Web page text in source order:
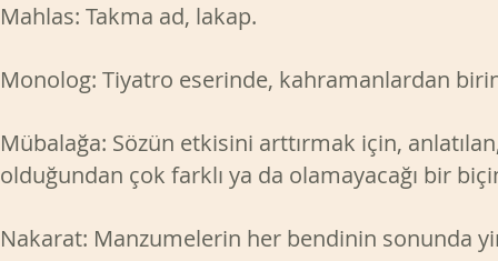
Mahlas: Takma ad, lakap.
Monolog: Tiyatro eserinde, kahramanlardan
Mübalağa: Sözün etkisini arttırmak için,
olduğundan çok farklı ya da olamayacağı bir
Nakarat: Manzumelerin her bendinin sonunda